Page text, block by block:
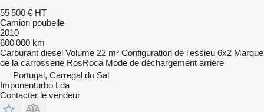
55 500 € HT
Camion poubelle
2010
600 000 km
Carburant diesel Volume 22 m³ Configuration de l'essieu 6x2 Marque
de la carrosserie RosRoca Mode de déchargement arrière
Portugal, Carregal do Sal
Imponenturbo Lda
Contacter le vendeur